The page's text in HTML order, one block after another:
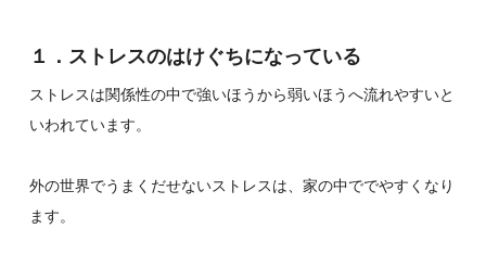
１．ストレスのはけぐちになっている
ストレスは関係性の中で強いほうから弱いほうへ流れやすいと
いわれています。
外の世界でうまくだせないストレスは、家の中ででやすくなり
ます。